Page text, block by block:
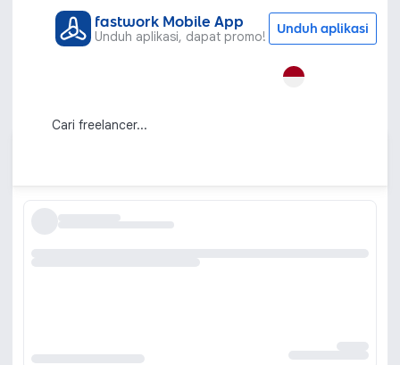
fastwork Mobile App
Unduh aplikasi, dapat promo! Unduh aplikasi
dari Rumahmu